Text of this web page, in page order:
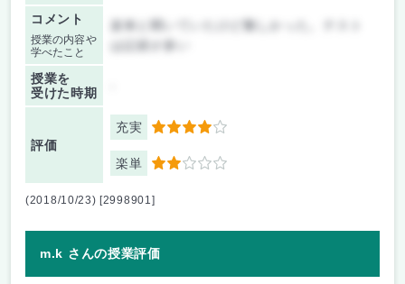
コメント
授業の内容や
学べたこと
授業を
受けた時期
評価
充実 4
楽単 2
(2018/10/23) [2998901]
m.k さんの授業評価